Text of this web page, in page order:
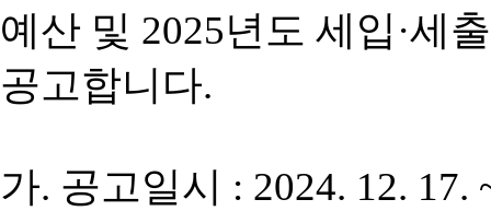
예산 및 2025년도 세입 ·세
공고합니다.
가. 공고일시 : 2024. 12. 17.